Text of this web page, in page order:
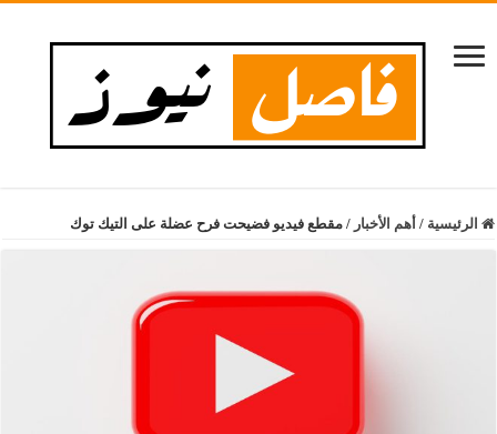
الرئيسية / أهم الأخبار / مقطع فيديو فضيحت فرح عضلة على التيك توك